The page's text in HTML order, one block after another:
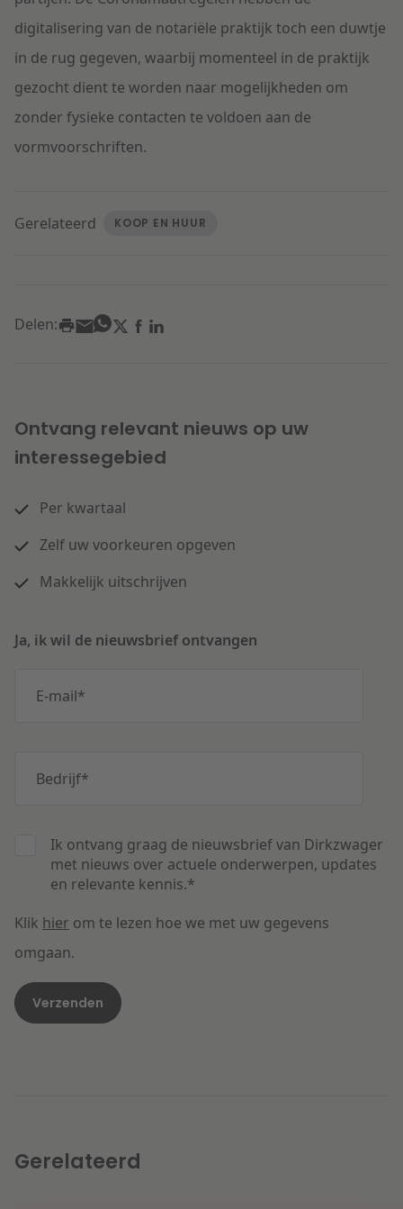
digitalisering van de notariële praktijk toch een duwtje
in de rug gegeven, waarbij momenteel in de praktijk
gezocht dient te worden naar mogelijkheden om
zonder fysieke contacten te voldoen aan de
vormvoorschriften.
Gerelateerd KOOP EN HUUR
Delen:
Ontvang relevant nieuws op uw
interessegebied
Per kwartaal
Zelf uw voorkeuren opgeven
Makkelijk uitschrijven
Ja, ik wil de nieuwsbrief ontvangen
E-mail*
Bedrijf*
Ik ontvang graag de nieuwsbrief van Dirkzwager
met nieuws over actuele onderwerpen, updates
en relevante kennis.*
Klik hier om te lezen hoe we met uw gegevens
omgaan.
Gerelateerd